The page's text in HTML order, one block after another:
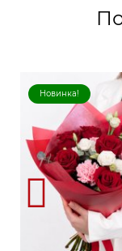
Новинка!